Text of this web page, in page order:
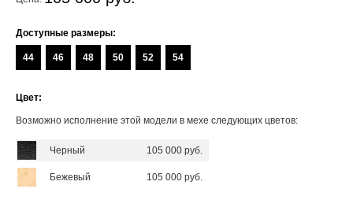
Доступные размеры:
44 46 48 50 52 54
Цвет:
Возможно исполнение этой модели в мехе следующих цветов:
Черный 105 000 руб.
Бежевый 105 000 руб.